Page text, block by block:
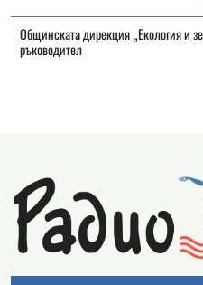
Общинската дирекция „Екология и
ръководител